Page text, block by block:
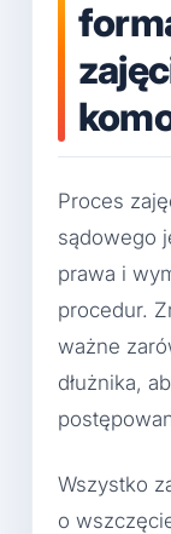
Proces
sądowego
prawa i
procedur.
ważne
dłużnika,
Wszystko
o